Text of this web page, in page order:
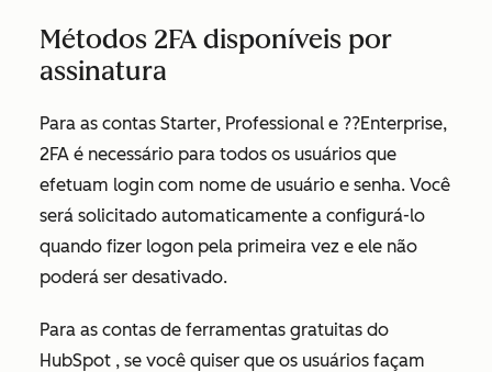
Métodos 2FA disponíveis por
assinatura
Para as contas Starter, Professional e ??Enterprise,
2FA é necessário para todos os usuários que
efetuam login com nome de usuário e senha. Você
será solicitado automaticamente a configurá-lo
quando fizer logon pela primeira vez e ele não
poderá ser desativado.
Para as contas de ferramentas gratuitas do
HubSpot , se você quiser que os usuários façam